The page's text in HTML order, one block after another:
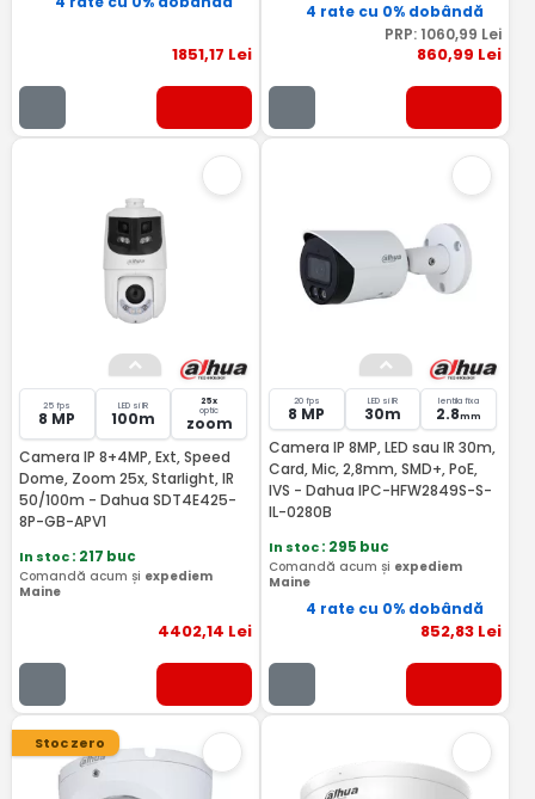
1851,17 Lei
4 rate cu 0% dobândă
PRP: 1060,99 Lei
860,99 Lei
25 fps
8 MP
LED si IR
100m
25x
optic
zoom
Camera IP 8+4MP, Ext, Speed
Dome, Zoom 25x, Starlight, IR
50/100m - Dahua SDT4E425-
8P-GB-APV1
In stoc: 217 buc
Comandă acum și expediem
Maine
4402,14 Lei
20 fps
8 MP
LED si IR
30m
lentila fixa
2.8mm
Camera IP 8MP, LED sau IR 30m,
Card, Mic, 2,8mm, SMD+, PoE,
IVS - Dahua IPC-HFW2849S-S-
IL-0280B
In stoc: 295 buc
Comandă acum și expediem
Maine
4 rate cu 0% dobândă
852,83 Lei
Stoc zero